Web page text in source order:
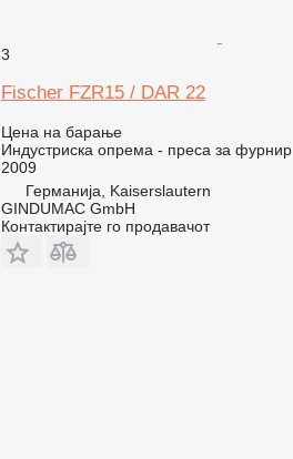
3
Fischer FZR15 / DAR 22
Цена на барање
Индустриска опрема - преса за фурнир
2009
Германија, Kaiserslautern
GINDUMAC GmbH
Контактирајте го продавачот